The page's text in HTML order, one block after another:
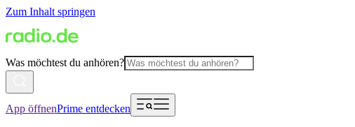
Zum Inhalt springen
Was möchtest du anhören?
App öffnenPrime entdecken